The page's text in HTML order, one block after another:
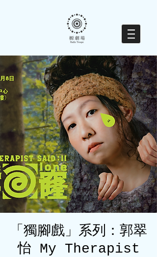
「獨腳戲」系列：郭翠
怡 My Therapist